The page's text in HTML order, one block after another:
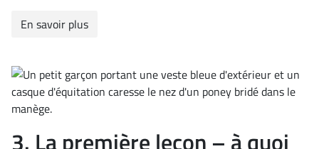
En savoir plus
3. La première leçon – à quoi